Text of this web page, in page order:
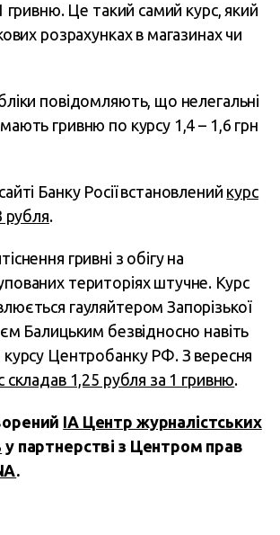
гривню. Це такий самий курс, який
розрахунках в магазинах чи
повідомляють, що нелегальні
гривню по курсу 1,4 – 1,6 грн
Банку Росії встановлений курс
рубля.
гривні з обігу на
територіях штучне. Курс
гауляйтером Запорізької
Балицьким безвідносно навіть
курсу Центробанку РФ. З вересня
складав 1,25 рубля за 1 гривню.
ІА Центр журналістських
у партнерстві з Центром прав
.